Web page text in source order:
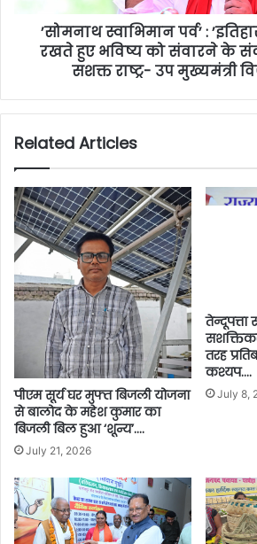
’सोमनाथ स्वाभिमान पर्व’ :
रखते हुए भविष्य को संवारने के
सशक्त राष्ट्र- उप मुख्यमंत्री
Related Articles
पीएम सूर्य घर मुफ्त बिजली योजना
से बालोद के महेश कुमार का
बिजली बिल हुआ ‘शून्य’….
July 21, 2026
तरह
कश्यप….
July 8,